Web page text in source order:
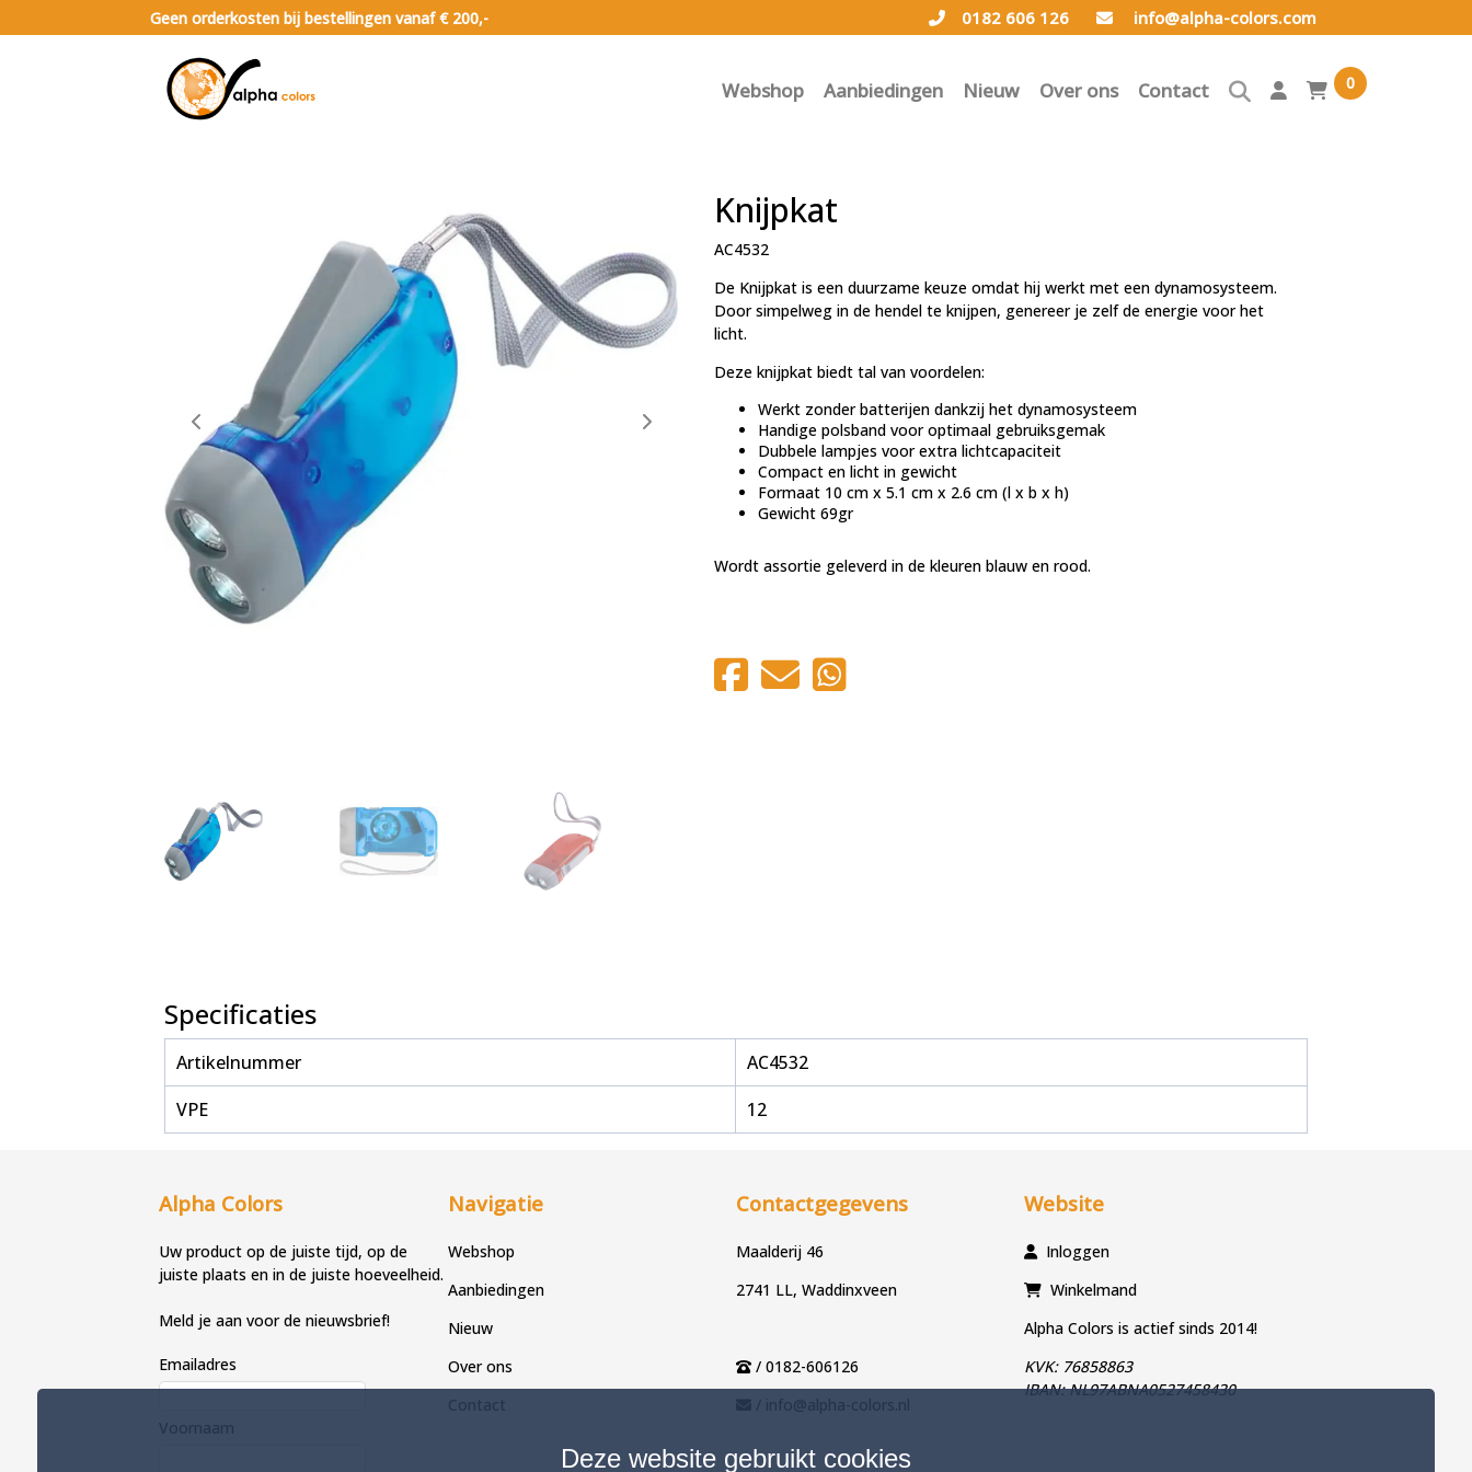
Geen orderkosten bij bestellingen vanaf € 200,- info@alpha-colors.com
0182 606 126
Webshop Aanbiedingen Nieuw Over ons Contact 0
Knijpkat
AC4532
De Knijpkat is een duurzame keuze omdat hij werkt met een dynamosysteem.
Door simpelweg in de hendel te knijpen, genereer je zelf de energie voor het
licht.
Deze knijpkat biedt tal van voordelen:
Werkt zonder batterijen dankzij het dynamosysteem
Handige polsband voor optimaal gebruiksgemak
Dubbele lampjes voor extra lichtcapaciteit
Compact en licht in gewicht
Formaat 10 cm x 5.1 cm x 2.6 cm (l x b x h)
Gewicht 69gr
Wordt assortie geleverd in de kleuren blauw en rood.
Specificaties
Artikelnummer
AC4532
VPE
12
Alpha Colors
Uw product op de juiste tijd, op de
juiste plaats en in de juiste hoeveelheid.
Meld je aan voor de nieuwsbrief!
Emailadres
Voornaam
Navigatie
Webshop
Aanbiedingen
Nieuw
Over ons
Contact
Contactgegevens
Maalderij 46
2741 LL, Waddinxveen
/ 0182-606126
/ info@alpha-colors.nl
Website
Inloggen
Winkelmand
Alpha Colors is actief sinds 2014!
KVK: 76858863
IBAN: NL97ABNA0527458430
Deze website gebruikt cookies